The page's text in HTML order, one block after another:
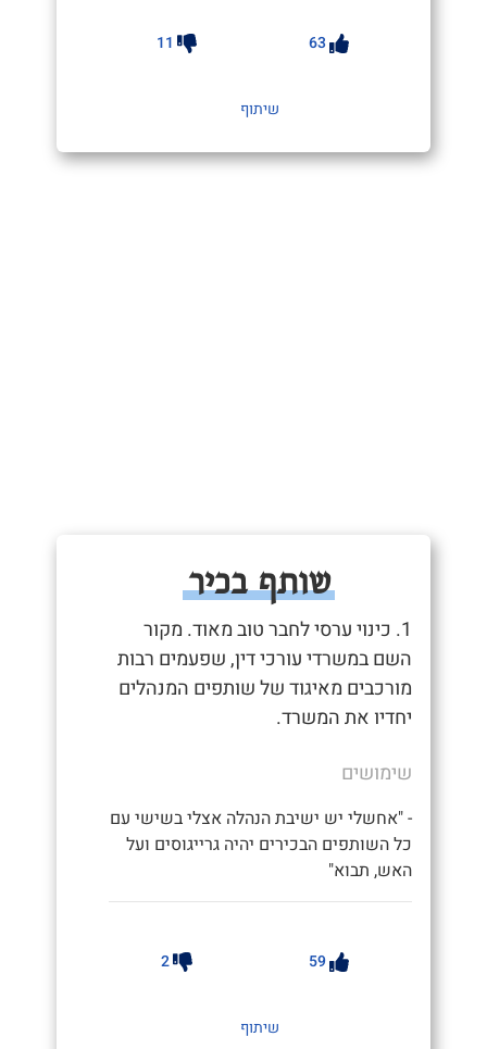
63
11
שיתוף
שותף בכיר
1. כינוי ערסי לחבר טוב מאוד. מקור
השם במשרדי עורכי דין, שפעמים רבות
מורכבים מאיגוד של שותפים המנהלים
יחדיו את המשרד.
שימושים
- "אחשלי יש ישיבת הנהלה אצלי בשישי עם
כל השותפים הבכירים יהיה גרייגוסים ועל
האש, תבוא"
59
2
שיתוף